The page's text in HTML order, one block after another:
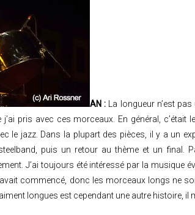
AN : La longueur n’est
pris avec ces morceaux. En général, c’était
le jazz. Dans la plupart des pièces, il y a un
puis un retour au thème et un final.
J’ai toujours été intéressé par la musique
commencé, donc les morceaux longs ne
longues est cependant une autre histoire, il